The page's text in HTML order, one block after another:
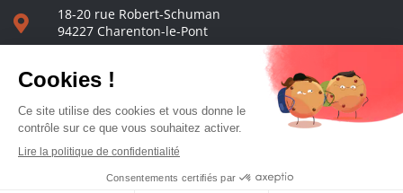
18-20 rue Robert-Schuman
94227 Charenton-le-Pont